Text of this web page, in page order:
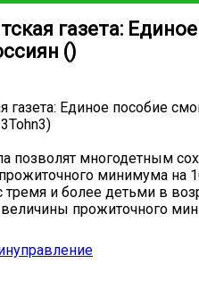
газета:
()
газета: Единое пособие
позволят многодетным
минимума на
и более детьми в
прожиточного